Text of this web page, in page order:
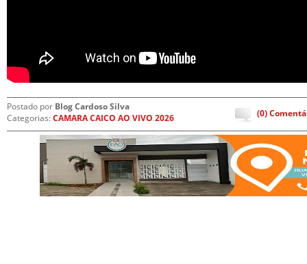
Postado por Blog Cardoso Silva
Categorias:CAMARA CAICO AO VIVO 2026 (0)